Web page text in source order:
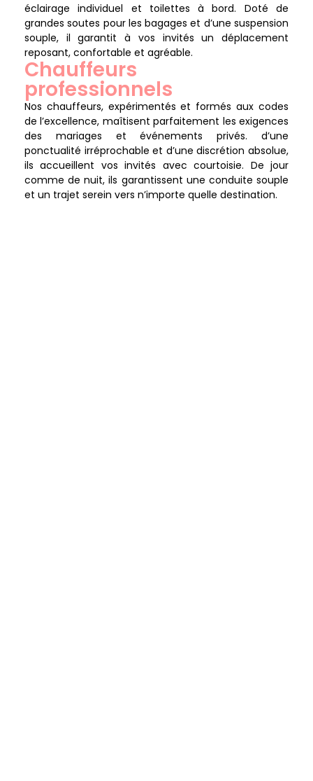
éclairage individuel et toilettes à bord. Doté de
grandes soutes pour les bagages et d’une suspension
souple, il garantit à vos invités un déplacement
reposant, confortable et agréable.
Chauffeurs
professionnels
Nos chauffeurs, expérimentés et formés aux codes
de l’excellence, maîtisent parfaitement les exigences
des mariages et événements privés. d’une
ponctualité irréprochable et d’une discrétion absolue,
ils accueillent vos invités avec courtoisie. De jour
comme de nuit, ils garantissent une conduite souple
et un trajet serein vers n’importe quelle destination.